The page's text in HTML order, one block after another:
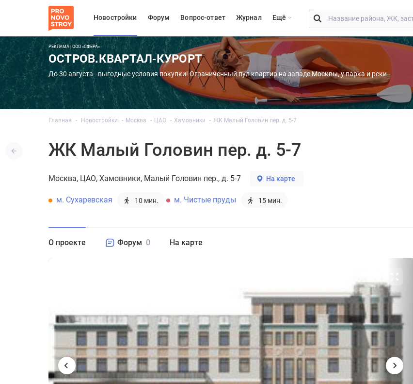
Новостройки Форум Вопрос-ответ Журнал Eщё
РЕКЛАМА | ООО «СФЕРА»
ОСТРОВ.КВАРТАЛ-КУРОРТ
До 30 августа - выгодные условия покупки! Ограниченный пул квартир на западе Москвы, у парка и реки
Главная Новостройки Москва ЦАО Хамовники ЖК Малый Головин пер. д. 5-7
ЖК Малый Головин пер. д. 5-7
Москва ЦАО Хамовники Малый Головин пер., д. 5-7 На карте
м. Сухаревская 10 мин. м. Чистые пруды 15 мин.
О проекте Форум 0 На карте